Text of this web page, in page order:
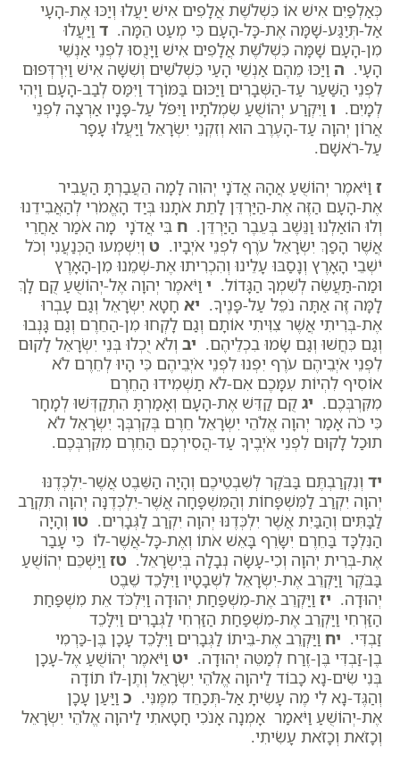
כְּאַלְפַּיִם אִישׁ אוֹ כִּשְׁלֹשֶׁת אֲלָפִים אִישׁ יַעֲלוּ וְיַכּוּ אֶת-הָעָי
אַל-תְּיַגַּע-שָׁמָּה אֶת-כָּל-הָעָם כִּי מְעַט הֵמָּה. ד וַיַּעֲלוּ
מִן-הָעָם שָׁמָּה כִּשְׁלֹשֶׁת אֲלָפִים אִישׁ וַיָּנֻסוּ לִפְנֵי אַנְשֵׁי
הָעָי. ה וַיַּכּוּ מֵהֶם אַנְשֵׁי הָעַי כִּשְׁלֹשִׁים וְשִׁשָּׁה אִישׁ וַיִּרְדְּפוּם
לִפְנֵי הַשַּׁעַר עַד-הַשְּׁבָרִים וַיַּכּוּם בַּמּוֹרָד וַיִּמַּס לְבַב-הָעָם וַיְהִי
לְמָיִם. ו וַיִּקְרַע יְהוֹשֻׁעַ שִׂמְלֹתָיו וַיִּפֹּל עַל-פָּנָיו אַרְצָה לִפְנֵי
אֲרוֹן יְהוָה עַד-הָעֶרֶב הוּא וְזִקְנֵי יִשְׂרָאֵל וַיַּעֲלוּ עָפָר
עַל-רֹאשָׁם.
ז וַיֹּאמֶר יְהוֹשֻׁעַ אֲהָהּ אֲדֹנָי יְהוִה לָמָה הֵעֲבַרְתָּ הַעֲבִיר
אֶת-הָעָם הַזֶּה אֶת-הַיַּרְדֵּן לָתֵת אֹתָנוּ בְּיַד הָאֱמֹרִי לְהַאֲבִידֵנוּ
וְלוּ הוֹאַלְנוּ וַנֵּשֶׁב בְּעֵבֶר הַיַּרְדֵּן. ח בִּי אֲדֹנָי מָה אֹמַר אַחֲרֵי
אֲשֶׁר הָפַךְ יִשְׂרָאֵל עֹרֶף לִפְנֵי אֹיְבָיו. ט וְיִשְׁמְעוּ הַכְּנַעֲנִי וְכֹל
יֹשְׁבֵי הָאָרֶץ וְנָסַבּוּ עָלֵינוּ וְהִכְרִיתוּ אֶת-שְׁמֵנוּ מִן-הָאָרֶץ
וּמַה-תַּעֲשֵׂה לְשִׁמְךָ הַגָּדוֹל. י וַיֹּאמֶר יְהוָה אֶל-יְהוֹשֻׁעַ קֻם לָךְ
לָמָּה זֶּה אַתָּה נֹפֵל עַל-פָּנֶיךָ. יא חָטָא יִשְׂרָאֵל וְגַם עָבְרוּ
אֶת-בְּרִיתִי אֲשֶׁר צִוִּיתִי אוֹתָם וְגַם לָקְחוּ מִן-הַחֵרֶם וְגַם גָּנְבוּ
וְגַם כִּחֲשׁוּ וְגַם שָׂמוּ בִכְלֵיהֶם. יב וְלֹא יֻכְלוּ בְּנֵי יִשְׂרָאֵל לָקוּם
לִפְנֵי אֹיְבֵיהֶם עֹרֶף יִפְנוּ לִפְנֵי אֹיְבֵיהֶם כִּי הָיוּ לְחֵרֶם לֹא
אוֹסִיף לִהְיוֹת עִמָּכֶם אִם-לֹא תַשְׁמִידוּ הַחֵרֶם
מִקִּרְבְּכֶם. יג קֻם קַדֵּשׁ אֶת-הָעָם וְאָמַרְתָּ הִתְקַדְּשׁוּ לְמָחָר
כִּי כֹה אָמַר יְהוָה אֱלֹהֵי יִשְׂרָאֵל חֵרֶם בְּקִרְבְּךָ יִשְׂרָאֵל לֹא
תוּכַל לָקוּם לִפְנֵי אֹיְבֶיךָ עַד-הֲסִירְכֶם הַחֵרֶם מִקִּרְבְּכֶם.
יד וְנִקְרַבְתֶּם בַּבֹּקֶר לְשִׁבְטֵיכֶם וְהָיָה הַשֵּׁבֶט אֲשֶׁר-יִלְכְּדֶנּוּ
יְהוָה יִקְרַב לַמִּשְׁפָּחוֹת וְהַמִּשְׁפָּחָה אֲשֶׁר-יִלְכְּדֶנָּה יְהוָה תִּקְרַב
לַבָּתִּים וְהַבַּיִת אֲשֶׁר יִלְכְּדֶנּוּ יְהוָה יִקְרַב לַגְּבָרִים. טו וְהָיָה
הַנִּלְכָּד בַּחֵרֶם יִשָּׂרֵף בָּאֵשׁ אֹתוֹ וְאֶת-כָּל-אֲשֶׁר-לוֹ כִּי עָבַר
אֶת-בְּרִית יְהוָה וְכִי-עָשָׂה נְבָלָה בְּיִשְׂרָאֵל. טז וַיַּשְׁכֵּם יְהוֹשֻׁעַ
בַּבֹּקֶר וַיַּקְרֵב אֶת-יִשְׂרָאֵל לִשְׁבָטָיו וַיִּלָּכֵד שֵׁבֶט
יְהוּדָה. יז וַיַּקְרֵב אֶת-מִשְׁפַּחַת יְהוּדָה וַיִּלְכֹּד אֵת מִשְׁפַּחַת
הַזַּרְחִי וַיַּקְרֵב אֶת-מִשְׁפַּחַת הַזַּרְחִי לַגְּבָרִים וַיִּלָּכֵד
זַבְדִּי. יח וַיַּקְרֵב אֶת-בֵּיתוֹ לַגְּבָרִים וַיִּלָּכֵד עָכָן בֶּן-כַּרְמִי
בֶן-זַבְדִּי בֶּן-זֶרַח לְמַטֵּה יְהוּדָה. יט וַיֹּאמֶר יְהוֹשֻׁעַ אֶל-עָכָן
בְּנִי שִׂים-נָא כָבוֹד לַיהוָה אֱלֹהֵי יִשְׂרָאֵל וְתֶן-לוֹ תוֹדָה
וְהַגֶּד-נָא לִי מֶה עָשִׂיתָ אַל-תְּכַחֵד מִמֶּנִּי. כ וַיַּעַן עָכָן
אֶת-יְהוֹשֻׁעַ וַיֹּאמַר אָמְנָה אָנֹכִי חָטָאתִי לַיהוָה אֱלֹהֵי יִשְׂרָאֵל
וְכָזֹאת וְכָזֹאת עָשִׂיתִי.